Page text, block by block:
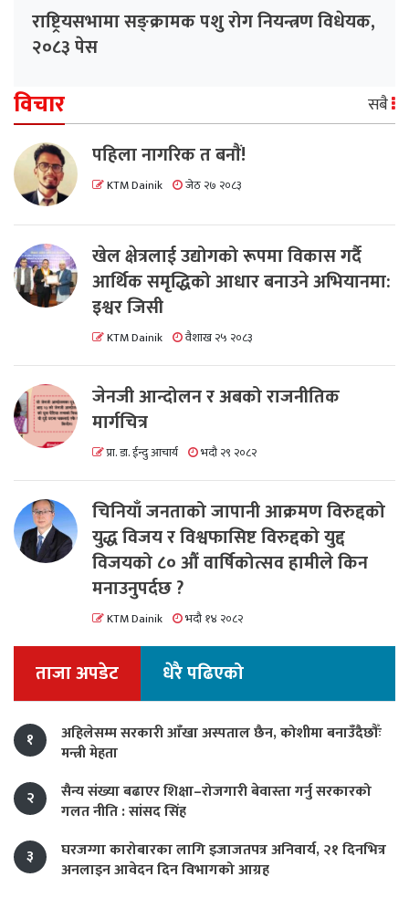
राष्ट्रियसभामा सङ्क्रामक पशु रोग नियन्त्रण विधेयक,
२०८३ पेस
विचार सबै
पहिला नागरिक त बनाैं!
KTM Dainik जेठ २७ २०८३
खेल क्षेत्रलाई उद्योगको रूपमा विकास गर्दै
आर्थिक समृद्धिको आधार बनाउने अभियानमा:
इश्वर जिसी
KTM Dainik वैशाख २५ २०८३
जेनजी आन्दोलन र अबको राजनीतिक
मार्गचित्र
प्रा. डा. ईन्दु आचार्य भदौ २९ २०८२
चिनियाँ जनताको जापानी आक्रमण विरुद्दको
युद्ध विजय र विश्वफासिष्ट विरुद्दको युद्द
विजयको ८० औं वार्षिकोत्सव हामीले किन
मनाउनुपर्दछ ?
KTM Dainik भदौ १४ २०८२
ताजा अपडेट धेरै पढिएको
१
अहिलेसम्म सरकारी आँखा अस्पताल छैन, कोशीमा बनाउँदैछौँः
मन्त्री मेहता
२
सैन्य संख्या बढाएर शिक्षा–रोजगारी बेवास्ता गर्नु सरकारको
गलत नीति : सांसद सिंह
३
घरजग्गा कारोबारका लागि इजाजतपत्र अनिवार्य, २१ दिनभित्र
अनलाइन आवेदन दिन विभागको आग्रह